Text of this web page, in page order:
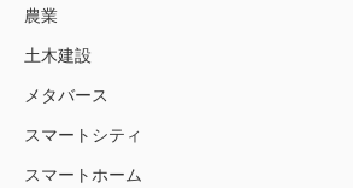
農業
土木建設
メタバース
スマートシティ
スマートホーム